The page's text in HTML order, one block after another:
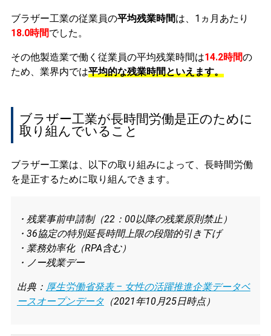
ブラザー工業の従業員の平均残業時間は、1ヵ月あたり
18.0時間でした。
その他製造業で働く従業員の平均残業時間は14.2時間の
ため、業界内では平均的な残業時間といえます。
ブラザー工業が長時間労働是正のために
取り組んでいること
ブラザー工業は、以下の取り組みによって、長時間労働
を是正するために取り組んできます。
・残業事前申請制（22：00以降の残業原則禁止）
・36協定の特別延長時間上限の段階的引き下げ
・業務効率化（RPA含む）
・ノー残業デー
出典： 厚生労働省発表 – 女性の活躍推進企業データベ
ースオープンデータ（2021年10月25日時点）